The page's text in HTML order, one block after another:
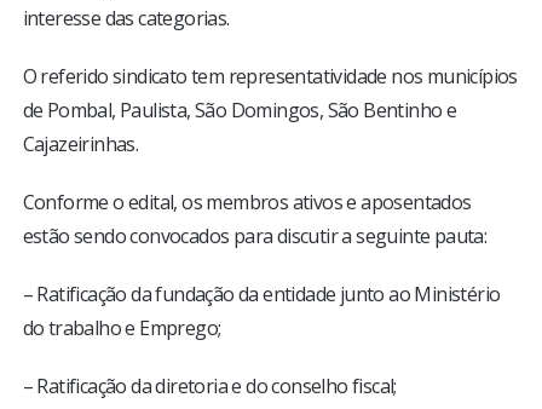
interesse das categorias.
O referido sindicato tem representatividade nos municípios
de Pombal, Paulista, São Domingos, São Bentinho e
Cajazeirinhas.
Conforme o edital, os membros ativos e aposentados
estão sendo convocados para discutir a seguinte pauta:
– Ratificação da fundação da entidade junto ao Ministério
do trabalho e Emprego;
– Ratificação da diretoria e do conselho fiscal;